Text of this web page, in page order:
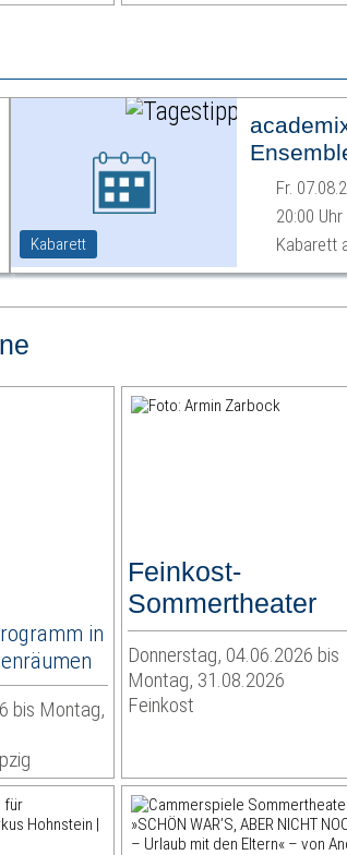
Kabarett
Ödipus«
Fr.
20:00 Uhr
Kabarett
in
bis Montag,
Feinkost-
Sommertheater
Donnerstag, 04.06.2026 bis
Montag, 31.08.2026
Feinkost